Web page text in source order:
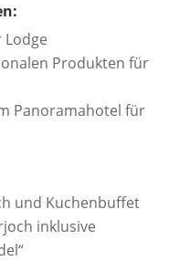
Produkten für
Panoramahotel für
und Kuchenbuffet
inklusive